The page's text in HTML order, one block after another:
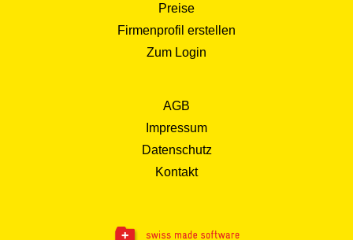
Preise
Firmenprofil erstellen
Zum Login
AGB
Impressum
Datenschutz
Kontakt